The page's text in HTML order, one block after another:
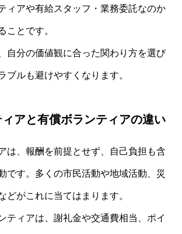
ィアや有給スタッフ・業務委託なのか
ことです。
自分の価値観に合った関わり方を選び
ブルも避けやすくなります。
アと有償ボランティアの違い
は、報酬を前提とせず、自己負担も含
です。多くの市民活動や地域活動、災
どがこれに当てはまります。
ティアは、謝礼金や交通費相当、ポイ